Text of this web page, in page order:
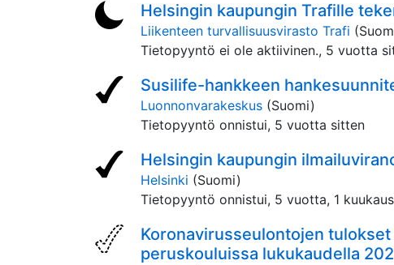
Helsingin kaupungin Trafille
Liikenteen turvallisuusvirasto Trafi
Tietopyyntö ei ole aktiivinen., 5 vuotta
Susilife-hankkeen
Luonnonvarakeskus (Suomi)
Tietopyyntö onnistui, 5 vuotta sitten
Helsingin kaupungin
Helsinki (Suomi)
Tietopyyntö onnistui, 5 vuotta, 1
Koronavirusseulontojen
peruskouluissa lukukaudella